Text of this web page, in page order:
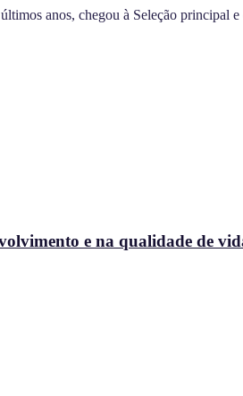
anos, chegou à Seleção principal
e na qualidade de